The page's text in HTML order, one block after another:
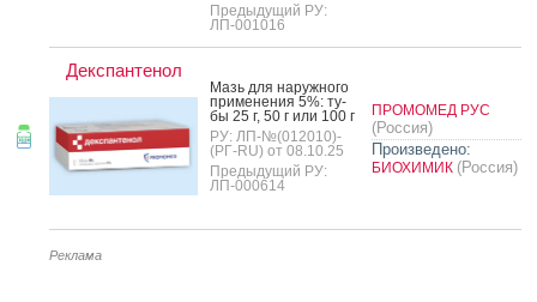
Предыдущий РУ:
ЛП-001016
Декспантенол
Мазь для на­руж­но­го
при­мене­ния 5%: ту­
бы 25 г, 50 г или 100 г
РУ: ЛП-№(012010)-
(РГ-RU) от 08.10.25
Предыдущий РУ:
ЛП-000614
ПРОМОМЕД РУС
(Россия)
Произведено:
БИОХИМИК (Россия)
Реклама